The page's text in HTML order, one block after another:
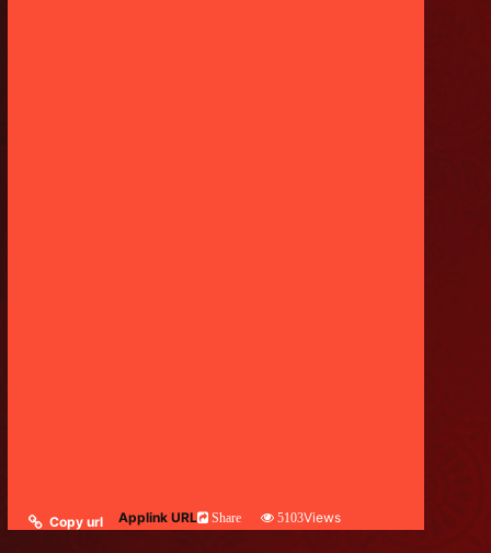
Copy url Applink URL Share 5103Views